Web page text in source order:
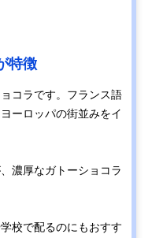
特徴
コラです。フランス語
ーロッパの街並みをイ
濃厚なガトーショコラ
校で配るのにもおすす